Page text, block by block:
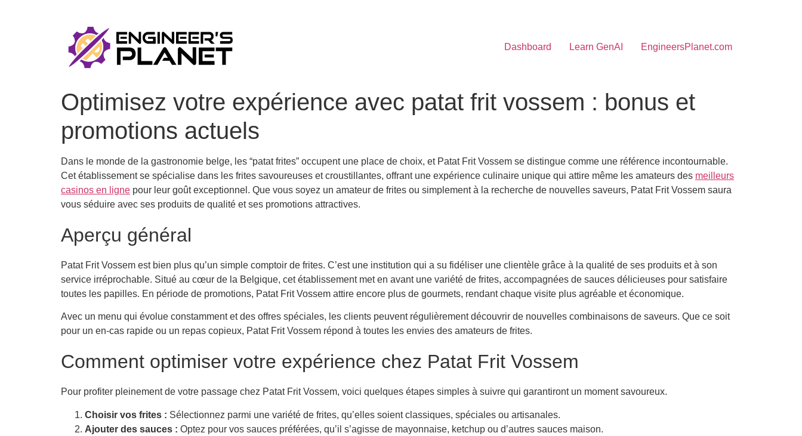
Dashboard Learn GenAI EngineersPlanet.com
Optimisez votre expérience avec patat frit vossem : bonus et
promotions actuels
Dans le monde de la gastronomie belge, les “patat frites” occupent une place de choix, et Patat Frit Vossem se distingue comme une référence incontournable.
Cet établissement se spécialise dans les frites savoureuses et croustillantes, offrant une expérience culinaire unique qui attire même les amateurs des meilleurs
casinos en ligne pour leur goût exceptionnel. Que vous soyez un amateur de frites ou simplement à la recherche de nouvelles saveurs, Patat Frit Vossem saura
vous séduire avec ses produits de qualité et ses promotions attractives.
Aperçu général
Patat Frit Vossem est bien plus qu’un simple comptoir de frites. C’est une institution qui a su fidéliser une clientèle grâce à la qualité de ses produits et à son
service irréprochable. Situé au cœur de la Belgique, cet établissement met en avant une variété de frites, accompagnées de sauces délicieuses pour satisfaire
toutes les papilles. En période de promotions, Patat Frit Vossem attire encore plus de gourmets, rendant chaque visite plus agréable et économique.
Avec un menu qui évolue constamment et des offres spéciales, les clients peuvent régulièrement découvrir de nouvelles combinaisons de saveurs. Que ce soit
pour un en-cas rapide ou un repas copieux, Patat Frit Vossem répond à toutes les envies des amateurs de frites.
Comment optimiser votre expérience chez Patat Frit Vossem
Pour profiter pleinement de votre passage chez Patat Frit Vossem, voici quelques étapes simples à suivre qui garantiront un moment savoureux.
Choisir vos frites : Sélectionnez parmi une variété de frites, qu’elles soient classiques, spéciales ou artisanales.
Ajouter des sauces : Optez pour vos sauces préférées, qu’il s’agisse de mayonnaise, ketchup ou d’autres sauces maison.